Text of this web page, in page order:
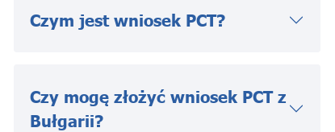
Czym jest wniosek PCT?
Czy mogę złożyć wniosek PCT z
Bułgarii?